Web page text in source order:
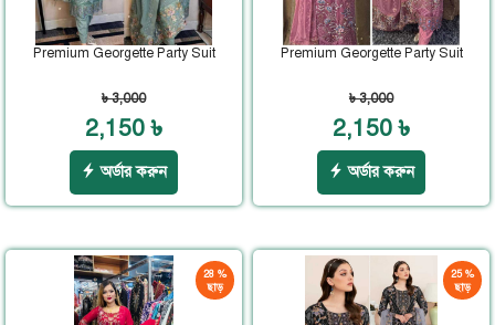
Premium Georgette Party Suit
৳ 3,000
2,150 ৳
অর্ডার করুন
Premium Georgette Party Suit
৳ 3,000
2,150 ৳
অর্ডার করুন
28 %
ছাড়
25 %
ছাড়